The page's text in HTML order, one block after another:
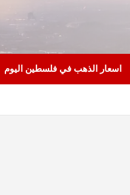
اسعار الذهب في فلسطين اليوم